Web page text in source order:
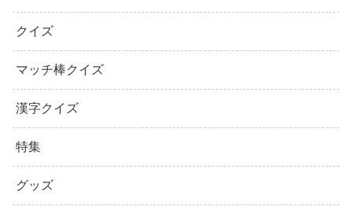
クイズ
マッチ棒クイズ
漢字クイズ
特集
グッズ